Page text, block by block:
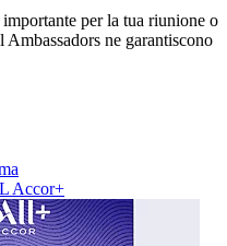
per la tua riunione o
ne garantiscono
Accor+